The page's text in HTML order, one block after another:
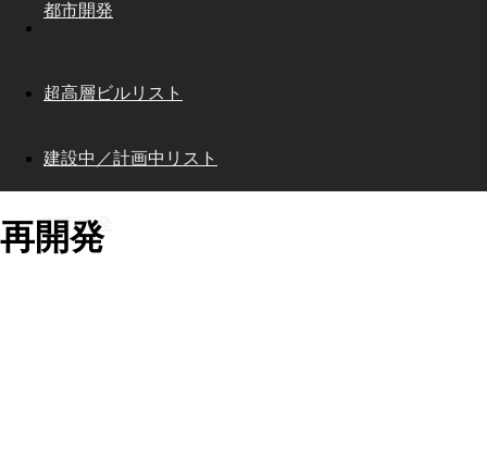
都市開発
超高層ビルリスト
建設中／計画中リスト
都市開発
再開発